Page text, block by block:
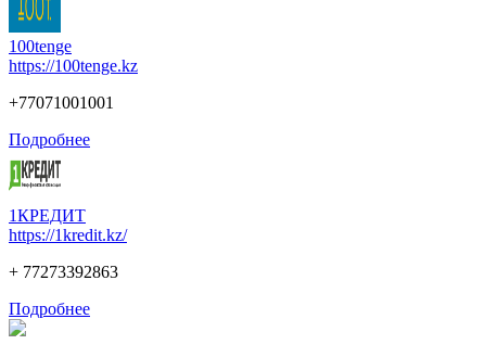
100tenge
https://100tenge.kz
+77071001001
Подробнее
1КРЕДИТ
https://1kredit.kz/
+ 77273392863
Подробнее